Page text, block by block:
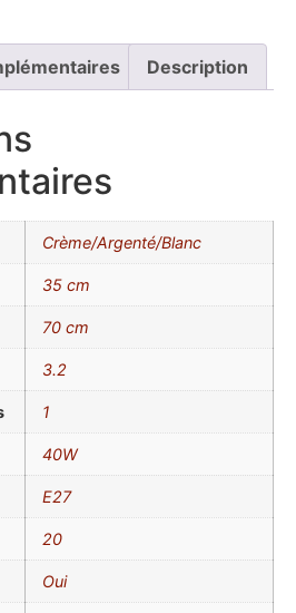
Description
Crème/Argenté/Blanc
35 cm
70 cm
3.2
1
40W
E27
20
Oui